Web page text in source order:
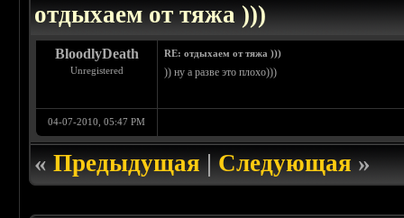
отдыхаем от тяжа )))
BloodlyDeath
Unregistered
RE: отдыхаем от тяжа )))
)) ну а разве это плохо)))
04-07-2010, 05:47 PM
«Предыдущая|Следующая»